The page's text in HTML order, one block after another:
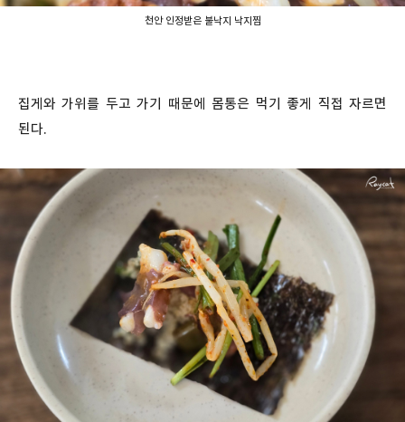
천안 인정받은 불낙지 낙지찜
집게와 가위를 두고 가기 때문에 몸통은 먹기 좋게 직접 자르면
된다.